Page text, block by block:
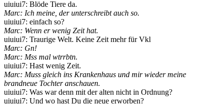
uiuiui7: Blöde Tiere da.
Marc: Ich meine, der unterschreibt auch so.
uiuiui7: einfach so?
Marc: Wenn er wenig Zeit hat.
uiuiui7: Traurige Welt. Keine Zeit mehr für Vkl
Marc: Gn!
Marc: Mss mal wtrrbtn.
uiuiui7: Hast wenig Zeit.
Marc: Muss gleich ins Krankenhaus und mir wieder meine
brandneue Tochter anschauen.
uiuiui7: Was war denn mit der alten nicht in Ordnung?
uiuiui7: Und wo hast Du die neue erworben?